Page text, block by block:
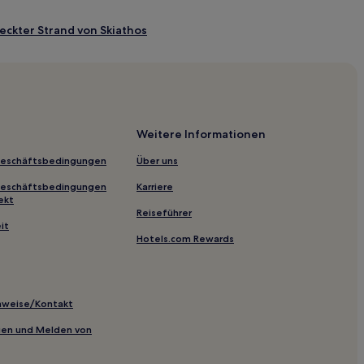
Strand von Skiathos
Ioannis
Kontakt
und Melden von
Weitere Informationen
Über uns
Karriere
Reiseführer
Hotels.com Rewards